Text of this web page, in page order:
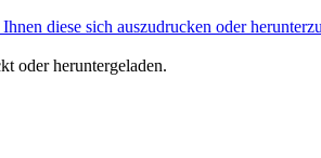
diese sich auszudrucken oder
oder heruntergeladen.